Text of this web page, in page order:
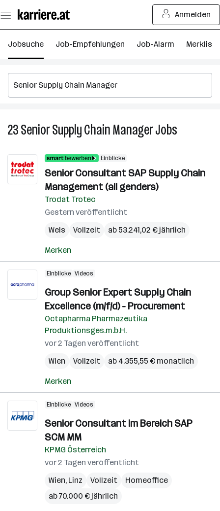
Seiteninhalt
springen
Anmelden
Jobsuche Job-Empfehlungen Job-Alarm Merkliste
23Senior Supply Chain ManagerJobs
Manager
Einblicke
Senior Consultant SAP Supply Chain
Management (all genders)
Trodat Trotec
Gestern veröffentlicht
Wels
Vollzeit ab 53.241,02 € jährlich
Merken
Einblicke Videos
Group Senior Expert Supply Chain
Excellence (m/f/d) - Procurement
Octapharma Pharmazeutika
Produktionsges.m.b.H.
vor 2 Tagen veröffentlicht
Wien
Vollzeit ab 4.355,55 € monatlich
Merken
Einblicke Videos
Senior Consultant im Bereich SAP
SCM MM
KPMG Österreich
vor 2 Tagen veröffentlicht
Wien, Linz Vollzeit
Homeoffice
ab 70.000 € jährlich